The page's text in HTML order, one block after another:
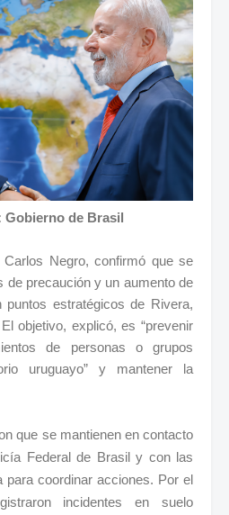
Gobierno de Brasil
Negro, confirmó que se
de precaución y un aumento de
puntos estratégicos de Rivera,
objetivo, explicó, es “prevenir
de personas o grupos
uruguayo” y mantener la
que se mantienen en contacto
Federal de Brasil y con las
para coordinar acciones. Por el
incidentes en suelo